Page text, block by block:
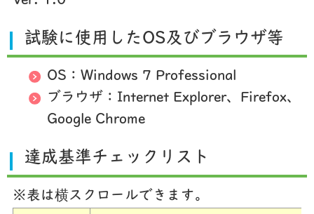
試験に使用したOS及びブラウザ等
OS：Windows 7 Professional
ブラウザ：Internet Explorer、Firefox、
Google Chrome
達成基準チェックリスト
※表は横スクロールできます。